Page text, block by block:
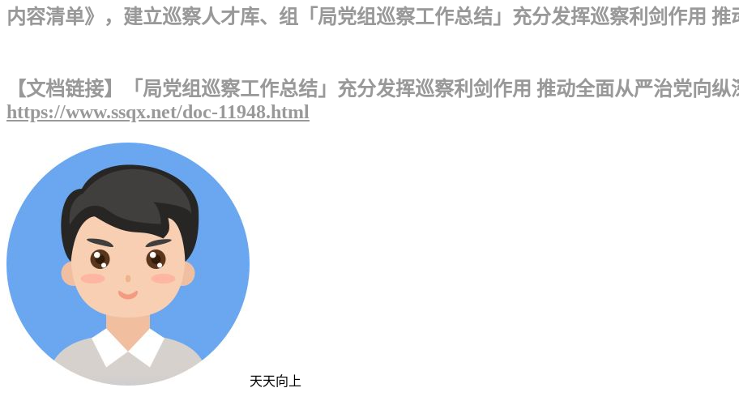
内容清单》，建立巡察人才库、组「局党组巡察工作总结」充分发挥巡察利剑作用
【文档链接】「局党组巡察工作总结」充分发挥巡察利剑作用 推动全面从严治党向纵
https://www.ssqx.net/doc-11948.html
天天向上